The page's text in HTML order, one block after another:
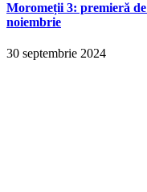
Moromeții 3: premieră
noiembrie
30 septembrie 2024